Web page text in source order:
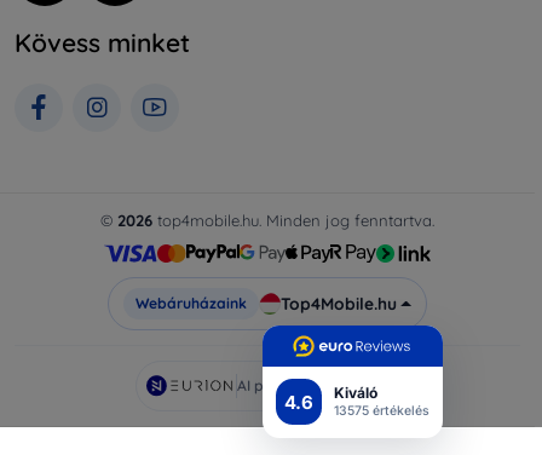
4.6 Kiváló
13575 értékelés
Kövess minket
© 2026 top4mobile.hu. Minden jog fenntartva.
Webáruházaink Top4Mobile.hu
AI powered byEurion